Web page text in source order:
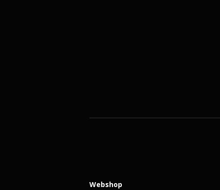
Webshop